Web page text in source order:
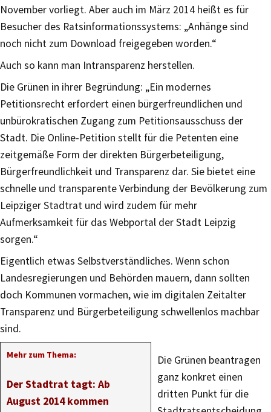
November vorliegt. Aber auch im März 2014 heißt es für
Besucher des Ratsinformationssystems: „Anhänge sind
noch nicht zum Download freigegeben worden.“
Auch so kann man Intransparenz herstellen.
Die Grünen in ihrer Begründung: „Ein modernes
Petitionsrecht erfordert einen bürgerfreundlichen und
unbürokratischen Zugang zum Petitionsausschuss der
Stadt. Die Online-Petition stellt für die Petenten eine
zeitgemäße Form der direkten Bürgerbeteiligung,
Bürgerfreundlichkeit und Transparenz dar. Sie bietet eine
schnelle und transparente Verbindung der Bevölkerung zum
Leipziger Stadtrat und wird zudem für mehr
Aufmerksamkeit für das Webportal der Stadt Leipzig
sorgen.“
Eigentlich etwas Selbstverständliches. Wenn schon
Landesregierungen und Behörden mauern, dann sollten
doch Kommunen vormachen, wie im digitalen Zeitalter
Transparenz und Bürgerbeteiligung schwellenlos machbar
sind.
Mehr zum Thema:
Der Stadtrat tagt: Ab
August 2014 kommen
Die Grünen beantragen
ganz konkret einen
dritten Punkt für die